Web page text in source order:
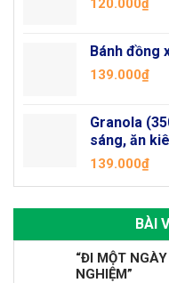
120.000₫
Bánh đồng
139.000₫
Granola
sáng, ăn
139.000₫
BÀI
“ĐI MỘT
NGHIỆM”